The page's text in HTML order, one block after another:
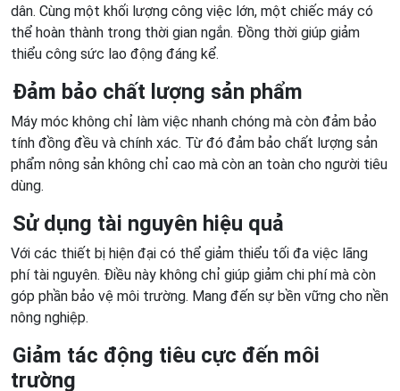
dân. Cùng một khối lượng công việc lớn, một chiếc máy có
thể hoàn thành trong thời gian ngắn. Đồng thời giúp giảm
thiểu công sức lao động đáng kể.
Đảm bảo chất lượng sản phẩm
Máy móc không chỉ làm việc nhanh chóng mà còn đảm bảo
tính đồng đều và chính xác. Từ đó đảm bảo chất lượng sản
phẩm nông sản không chỉ cao mà còn an toàn cho người tiêu
dùng.
Sử dụng tài nguyên hiệu quả
Với các thiết bị hiện đại có thể giảm thiểu tối đa việc lãng
phí tài nguyên. Điều này không chỉ giúp giảm chi phí mà còn
góp phần bảo vệ môi trường. Mang đến sự bền vững cho nền
nông nghiệp.
Giảm tác động tiêu cực đến môi
trường